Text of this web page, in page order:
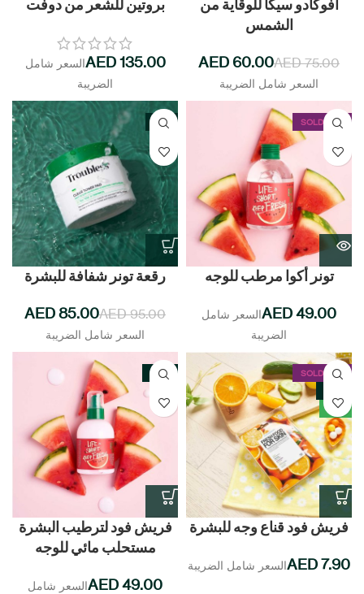
أفوكادو سيكا للوقاية من
الشمس
AED75.00
AED 60.00
بروتين للشعر من دوفت
AED
SOLD OUT
تونر أكوا مرطب للوجه
AED
-11%
رقعة تونر شفافة للبشرة
AED95.00
AED85.00
SOLD OUT
رائج
فريش فود قناع وجه للبشرة
AED
NEW
فريش فود لترطيب البشرة
مستحلب مائي للوجه
AED